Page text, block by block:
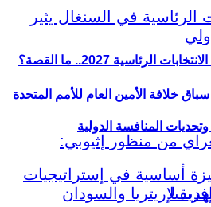
الرئاسية 2027.. ما القصة؟
خلافة الأمين العام للأمم المتحدة
المنافسة الدولية